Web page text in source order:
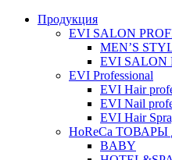
Продукция
EVI SALON
MEN’S
EVI SALON
EVI Professional
EVI Hair
EVI Nail
EVI Hair
HoReCa
BABY